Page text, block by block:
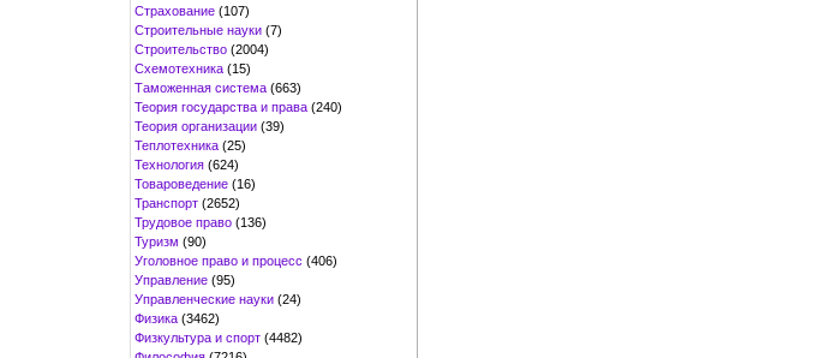
Страхование (107)
Строительные науки (7)
Строительство (2004)
Схемотехника (15)
Таможенная система (663)
Теория государства и права (240)
Теория организации (39)
Теплотехника (25)
Технология (624)
Товароведение (16)
Транспорт (2652)
Трудовое право (136)
Туризм (90)
Уголовное право и процесс (406)
Управление (95)
Управленческие науки (24)
Физика (3462)
Физкультура и спорт (4482)